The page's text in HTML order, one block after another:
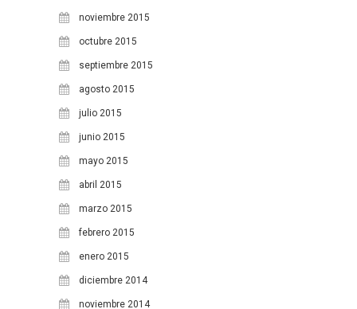
noviembre 2015
octubre 2015
septiembre 2015
agosto 2015
julio 2015
junio 2015
mayo 2015
abril 2015
marzo 2015
febrero 2015
enero 2015
diciembre 2014
noviembre 2014